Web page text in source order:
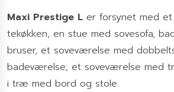
Maxi Prestige L er forsynet med
tekøkken, en stue med sovesofa,
bruser, et soveværelse med
badeværelse; et soveværelse med
i træ med bord og stole.